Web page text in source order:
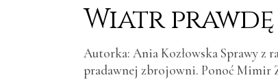
Wiatr prawdę
Autorka: Ania Kozłowska Sprawy z
pradawnej zbrojowni. Ponoć Mimir